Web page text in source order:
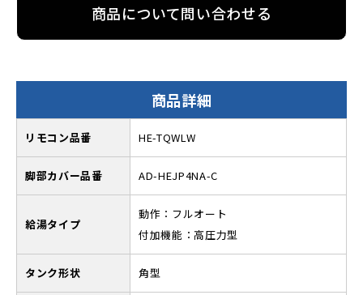
商品について問い合わせる
商品詳細
リモコン品番 HE-TQWLW
脚部カバー品番 AD-HEJP4NA-C
給湯タイプ
動作：フルオート
付加機能：高圧力型
タンク形状 角型